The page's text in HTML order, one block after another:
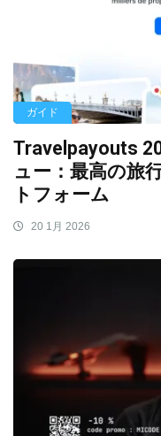
ガイド
Travelpayouts
ュー：最高の旅
トフォーム
20 1月 2026